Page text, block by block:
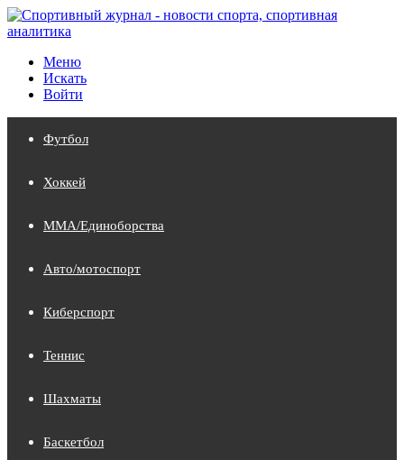
Меню
Искать
Войти
Футбол
Хоккей
MMA/Единоборства
Авто/мотоспорт
Киберспорт
Теннис
Шахматы
Баскетбол